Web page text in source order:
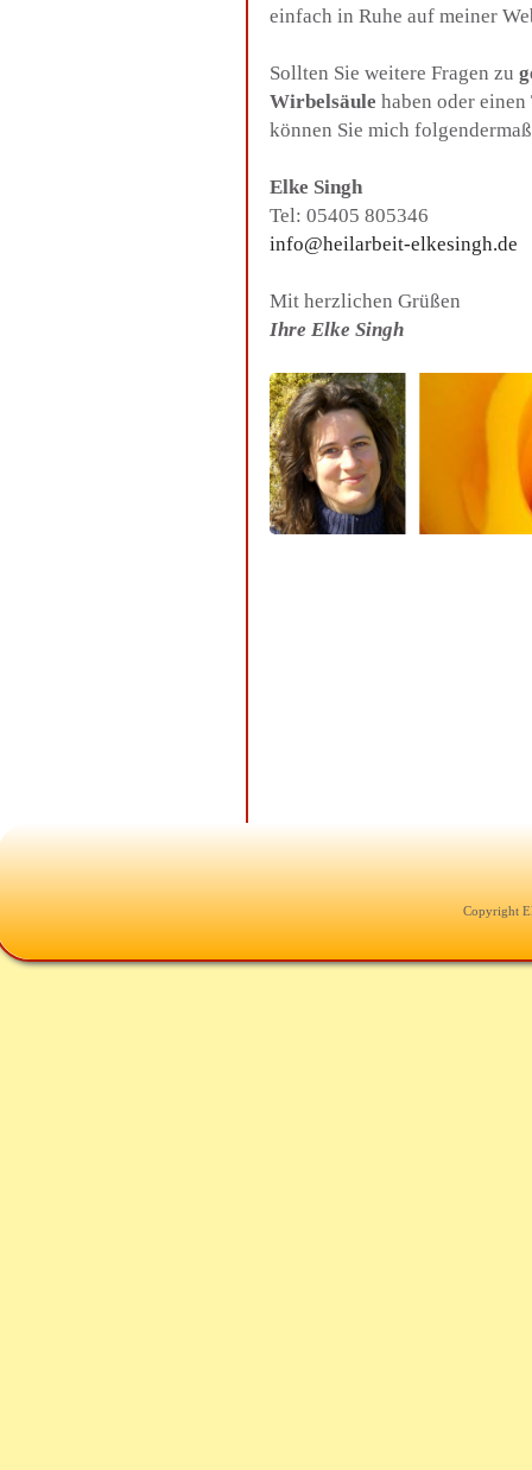
einfach in Ruhe auf meiner
Sollten Sie weitere Fragen zu
Wirbelsäule haben oder
können Sie mich
Elke Singh
Tel: 05405 805346
info@heilarbeit-elkesingh.de
Mit herzlichen Grüßen
Ihre Elke Singh
Copyright